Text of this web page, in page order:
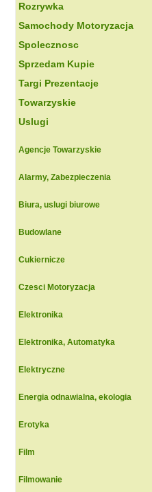
Rozrywka
Samochody Motoryzacja
Spolecznosc
Sprzedam Kupie
Targi Prezentacje
Towarzyskie
Uslugi
Agencje Towarzyskie
Alarmy, Zabezpieczenia
Biura, uslugi biurowe
Budowlane
Cukiernicze
Czesci Motoryzacja
Elektronika
Elektronika, Automatyka
Elektryczne
Energia odnawialna, ekologia
Erotyka
Film
Filmowanie